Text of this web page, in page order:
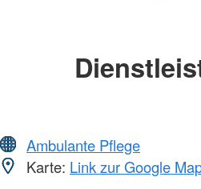
Ambulante Pflege
Karte: Link zur Google